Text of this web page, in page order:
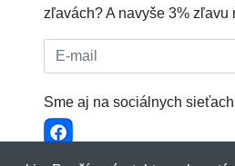
zľavách? A navyše 3% zľavu
E-mail:
Sme aj na sociálnych